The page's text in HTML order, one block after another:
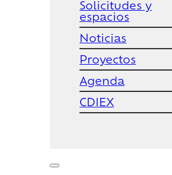
Solicitudes y
espacios
Noticias
Proyectos
Agenda
CDIEX